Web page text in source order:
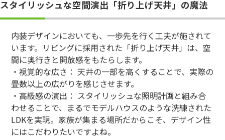
スタイリッシュな空間演出「折り上げ天井」の魔法
内装デザインにおいても、一歩先を行く工夫が施されて
います。リビングに採用された「折り上げ天井」は、空
間に奥行きと開放感をもたらします。
・視覚的な広さ： 天井の一部を高くすることで、実際の
畳数以上の広がりを感じさせます。
・高級感の演出： スタイリッシュな照明計画と組み合
わせることで、まるでモデルハウスのような洗練された
LDKを実現。家族が集まる場所だからこそ、デザイン性
にはこだわりたいですよね。